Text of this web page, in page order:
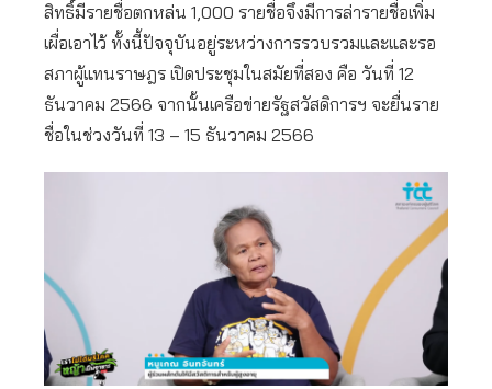
สิทธิ์มีรายชื่อตกหล่น 1,000 รายชื่อจึงมีการล่ารายชื่อเพิ่ม
เผื่อเอาไว้ ทั้งนี้ปัจจุบันอยู่ระหว่างการรวบรวมและและรอ
สภาผู้แทนราษฎร เปิดประชุมในสมัยที่สอง คือ วันที่ 12
ธันวาคม 2566 จากนั้นเครือข่ายรัฐสวัสดิการฯ จะยื่นราย
ชื่อในช่วงวันที่ 13 – 15 ธันวาคม 2566